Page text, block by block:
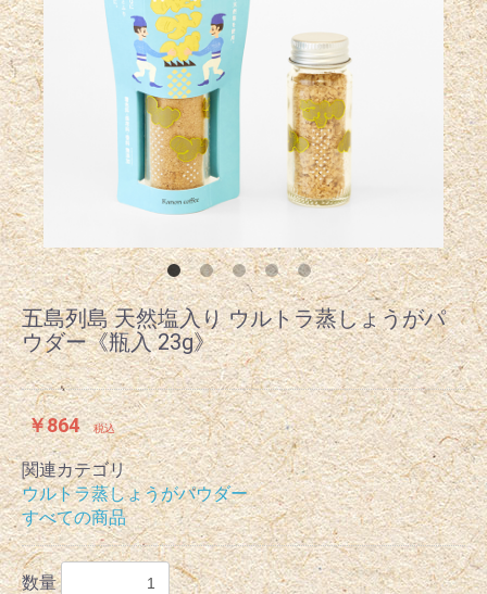
五島列島 天然塩入り ウルトラ蒸しょうがパ
ウダー《瓶入 23g》
￥864 税込
関連カテゴリ
ウルトラ蒸しょうがパウダー
すべての商品
数量